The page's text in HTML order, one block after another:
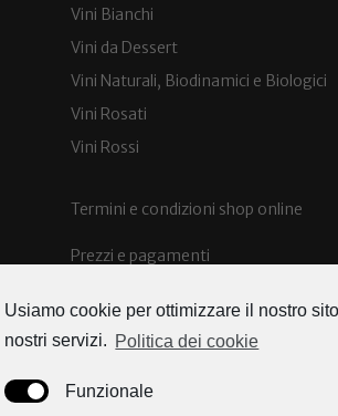
Vini Bianchi
Vini da Dessert
Vini Naturali, Biodinamici e Biologici
Vini Rosati
Vini Rossi
Termini e condizioni shop online
Prezzi e pagamenti
Spedizioni e costi
Caorle news
Usiamo cookie per ottimizzare il nostro
nostri servizi. Politica dei cookie
Funzionale